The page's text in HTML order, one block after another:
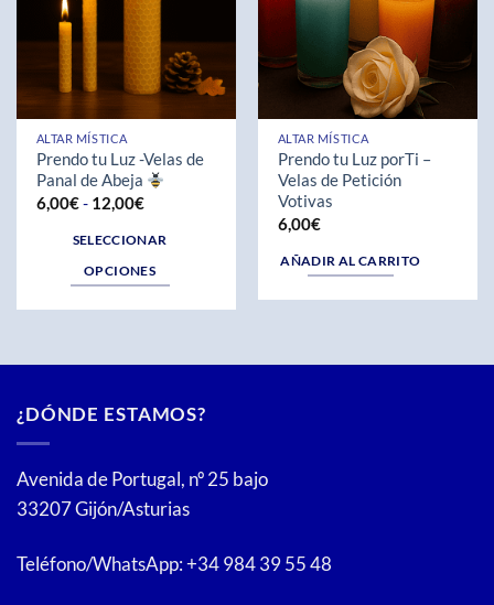
ALTAR MÍSTICA
Prendo tu Luz -Velas de
Panal de Abeja
6,00€- 12,00€Rango
precios:
desde
6,00€
hasta
SELECCIONAR
OPCIONES
variantes.
Las
opciones
se
pueden
en
la
ALTAR MÍSTICA
Prendo tu Luz porTi –
Velas de Petición
Votivas
6,00€
AÑADIR AL CARRITO
¿DÓNDE ESTAMOS?
Avenida de Portugal, nº 25 bajo
33207 Gijón/Asturias
Teléfono/WhatsApp: +34 984 39 55 48